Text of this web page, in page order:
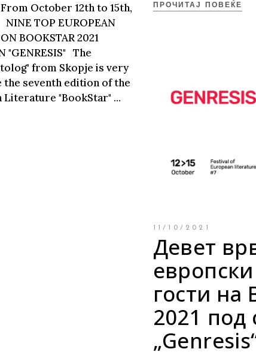
ПРОЧИТАЈ ПОВЕЌЕ
October 12th to 15th,
TOP EUROPEAN
BOOKSTAR 2021
"GENRESIS" The
from Skopje is very
the seventh edition of the
Literature "BookStar"
11/10/2021
Девет
гости на
2021 под